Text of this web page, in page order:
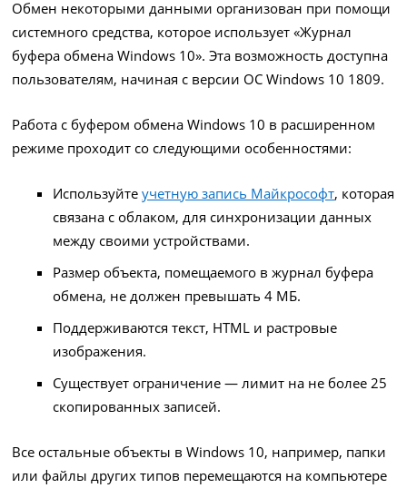
Обмен некоторыми данными организован при помощи
системного средства, которое использует «Журнал
буфера обмена Windows 10». Эта возможность доступна
пользователям, начиная с версии ОС Windows 10 1809.
Работа с буфером обмена Windows 10 в расширенном
режиме проходит со следующими особенностями:
Используйтеучетную запись Майкрософт, которая
связана с облаком, для синхронизации данных
между своими устройствами.
Размер объекта, помещаемого в журнал буфера
обмена, не должен превышать 4 МБ.
Поддерживаются текст, HTML и растровые
изображения.
Существует ограничение — лимит на не более 25
скопированных записей.
Все остальные объекты в Windows 10, например, папки
или файлы других типов перемещаются на компьютере